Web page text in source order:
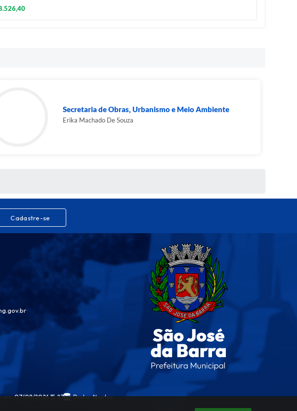
Secretaria de Obras, Urbanismo e Meio Ambiente
Erika Machado De Souza
Cadastre-se
em:07/08/2026 15:27 Dados Abertos